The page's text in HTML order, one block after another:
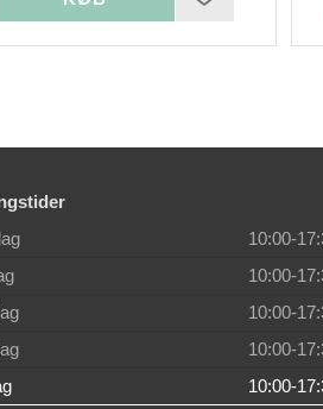
10:00-
10:00-
10:00-
10:00-
10:00-